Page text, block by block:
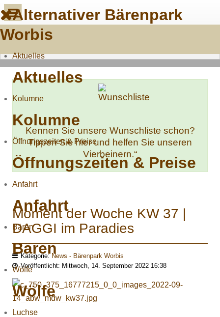
Alternativer Bärenpark
Worbis
Aktuelles
Aktuelles
Kolumne
Kolumne
Öffnungszeiten & Preise
Öffnungszeiten & Preise
Anfahrt
Anfahrt
Bären
Bären
Wölfe
Wölfe
Luchse
Kennen Sie unsere Wunschliste schon?
Tippen Sie hier und helfen Sie unseren
Vierbeinern.“
Moment der Woche KW 37 |
DAGGI im Paradies
Kategorie: News - Bärenpark Worbis
Veröffentlicht: Mittwoch, 14. September 2022 16:38